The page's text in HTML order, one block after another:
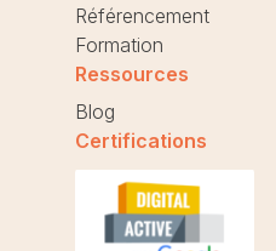
Référencement
Formation
Ressources
Blog
Certifications